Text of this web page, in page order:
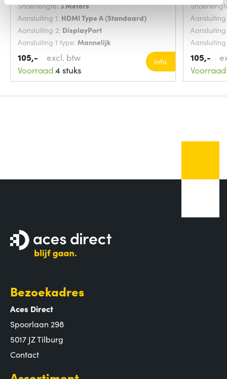
Snoerlengte:3 Meters
Aansluiting 1: HDMI Type A (Standaard)
Aansluiting 2: DisplayPort
Aansluiting 1 type: Mannelijk
105,-
excl. btw
Voorraad 4 stuks
Info 105,-
Voorraad
Bezoekadres
Aces Direct
Spoorlaan 298
5017 JZ Tilburg
Contact